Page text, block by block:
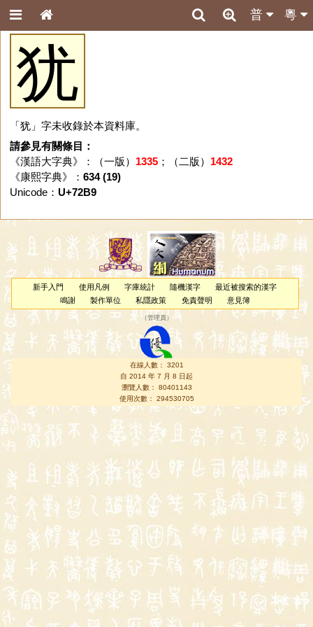
粵
普
犹
「犹」字未收錄於本資料庫。
請參見有關條目：
《漢語大字典》：（一版） 1335；（二版） 1432
《康熙字典》： 634 (19)
Unicode： U+72B9
新手入門 使用凡例 字庫統計 隨機漢字
最近被搜索的漢字
鳴謝
製作單位 私隱政策 免責聲明 意見簿
（管理員 ）
在線人數： 3201
自 2014 年 7 月 8 日起
瀏覽人數： 80401143
使用次數： 294530705